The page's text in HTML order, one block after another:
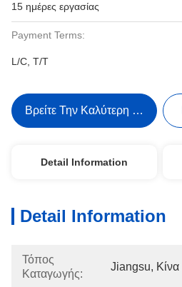
15 ημέρες εργασίας
Payment Terms:
L/C, T/T
Βρείτε Την Καλύτερη Τιμή
Detail Information
Detail Information
Τόπος
Καταγωγής:
Jiangsu, Κίνα